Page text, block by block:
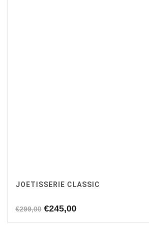
JOETISSERIE CLASSIC
€299,00 Oorspronkelijke
€245,00Huidige